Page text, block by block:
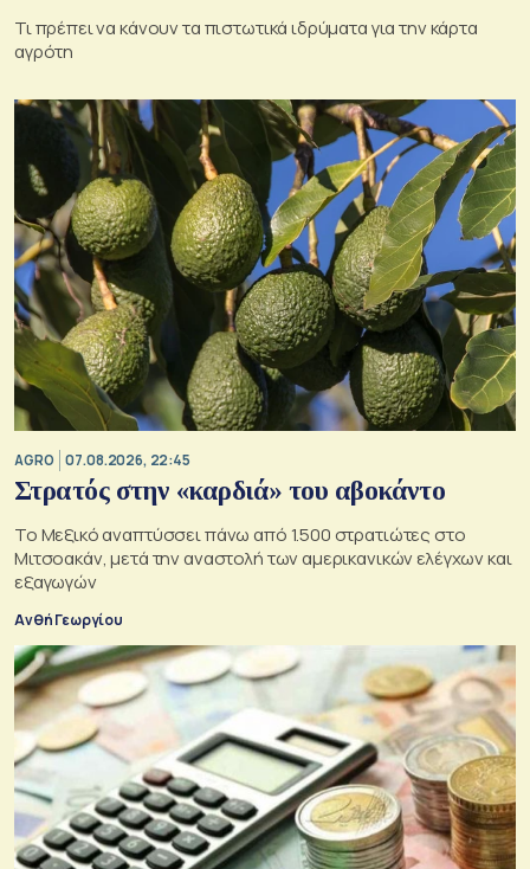
Τι πρέπει να κάνουν τα πιστωτικά ιδρύματα για την κάρτα
αγρότη
AGRO 07.08.2026, 22:45
Στρατός στην «καρδιά» του αβοκάντο
Το Μεξικό αναπτύσσει πάνω από 1.500 στρατιώτες στο
Μιτσοακάν, μετά την αναστολή των αμερικανικών ελέγχων και
εξαγωγών
Ανθή Γεωργίου